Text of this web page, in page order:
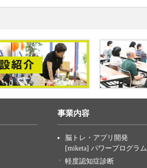
事業内容
脳トレ・アプリ開発
[miketa] パワープログラム
軽度認知症診断